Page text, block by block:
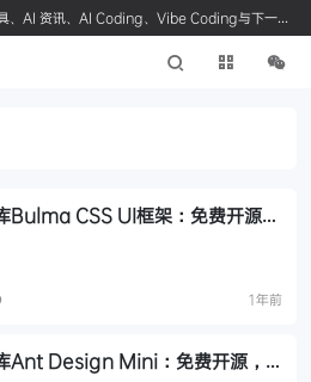
、AI 资讯、AI Coding、Vibe Coding与下一代
Bulma CSS UI框架：免费开源的
1年前
Ant Design Mini：免费开源，